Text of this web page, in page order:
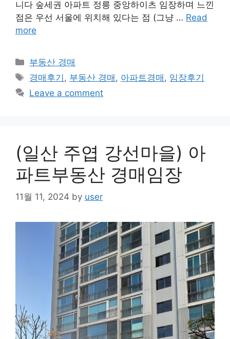
니다 숲세권 아파트 정릉 중앙하이츠 임장하며 느낀
점은 우선 서울에 위치해 있다는 점 (그냥 … Read
more
Categories
부동산 경매
Tags
경매후기 , 부동산 경매 , 아파트경매 , 임장후기
Leave a comment
(일산 주엽 강선마을) 아
파트부동산 경매임장
11월 11, 2024 by user